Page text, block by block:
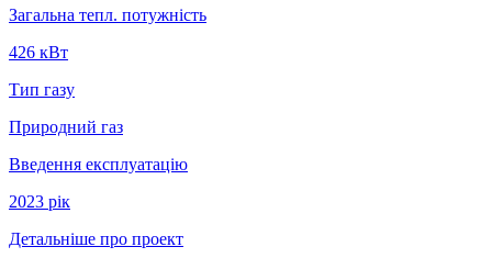
Загальна тепл. потужність
426 кВт
Тип газу
Природний газ
Введення експлуатацію
2023 рiк
Детальніше про проект